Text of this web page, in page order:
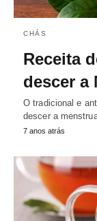
CHÁS
Receita
descer a
O tradicional e
descer a
7 anos atrás